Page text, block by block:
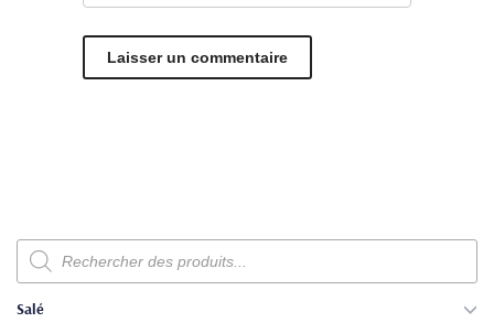
Recherche
de
produits
Salé